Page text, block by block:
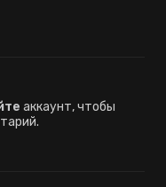
аккаунт, чтобы